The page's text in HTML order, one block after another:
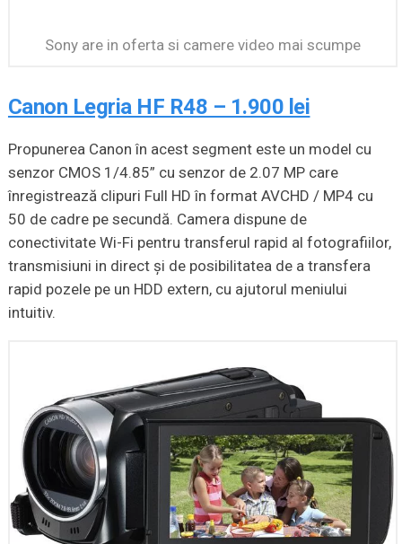
Sony are in oferta si camere video mai scumpe
Canon Legria HF R48 – 1.900 lei
Propunerea Canon în acest segment este un model cu
senzor CMOS 1/4.85” cu senzor de 2.07 MP care
înregistrează clipuri Full HD în format AVCHD / MP4 cu
50 de cadre pe secundă. Camera dispune de
conectivitate Wi-Fi pentru transferul rapid al fotografiilor,
transmisiuni in direct şi de posibilitatea de a transfera
rapid pozele pe un HDD extern, cu ajutorul meniului
intuitiv.